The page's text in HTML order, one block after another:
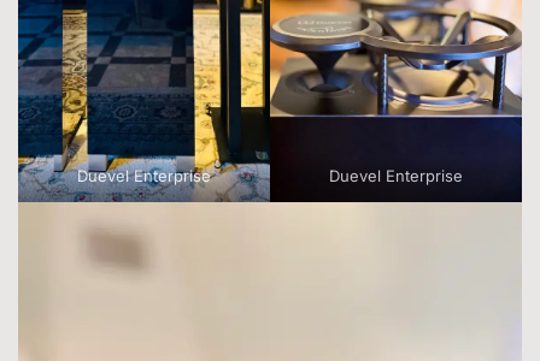
Duevel Enterprise Duevel Enterprise